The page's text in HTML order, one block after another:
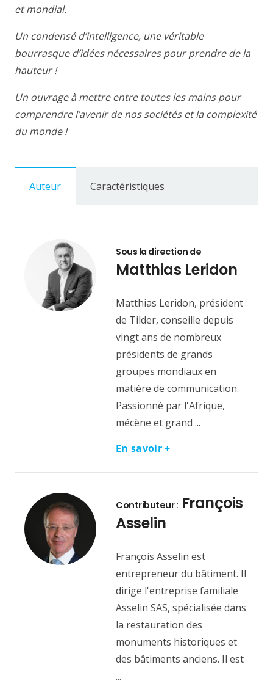
et mondial.
Un condensé d’intelligence, une véritable
bourrasque d’idées nécessaires pour prendre de la
hauteur !
Un ouvrage à mettre entre toutes les mains pour
comprendre l’avenir de nos sociétés et la complexité
du monde !
Auteur Caractéristiques
Sous la direction de
Matthias Leridon
Matthias Leridon, président
de Tilder, conseille depuis
vingt ans de nombreux
présidents de grands
groupes mondiaux en
matière de communication.
Passionné par l'Afrique,
mécène et grand ...
En savoir +
Contributeur : François
Asselin
François Asselin est
entrepreneur du bâtiment. Il
dirige l'entreprise familiale
Asselin SAS, spécialisée dans
la restauration des
monuments historiques et
des bâtiments anciens. Il est
...